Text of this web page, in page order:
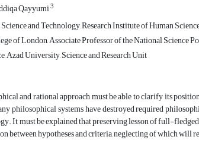
Qayyumi3
and Technology, Research Institute of Human
of London, Associate Professor of the National Science
Azad University, Science and Research Unit
and rational approach must be able to clarify its
philosophical systems have destroyed required
It must be explained that preserving lesson of full-
between hypotheses and criteria, neglecting of which will